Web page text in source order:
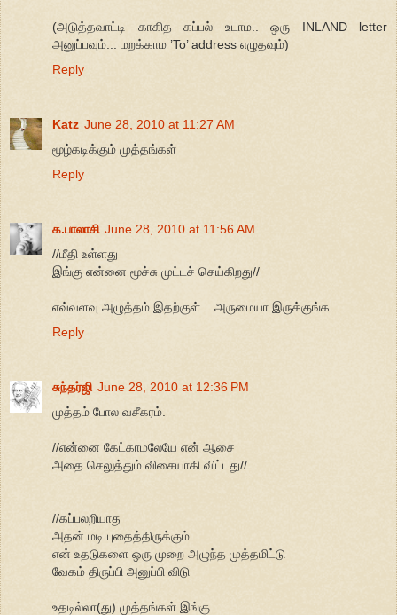
(அடுத்தவாட்டி காகித கப்பல் உடாம.. ஒரு INLAND letter
அனுப்பவும்... மறக்காம ’To’ address எழுதவும்)
Reply
Katz June 28, 2010 at 11:27 AM
மூழ்கடிக்கும் முத்தங்கள்
Reply
க.பாலாசி June 28, 2010 at 11:56 AM
//மீதி உள்ளது
இங்கு என்னை மூச்சு முட்டச் செய்கிறது//
எவ்வளவு அழுத்தம் இதற்குள்... அருமையா இருக்குங்க...
Reply
சுந்தர்ஜி June 28, 2010 at 12:36 PM
முத்தம் போல வசீகரம்.
//என்னை கேட்காமலேயே என் ஆசை
அதை செலுத்தும் விசையாகி விட்டது//
//கப்பலறியாது
அதன் மடி புதைத்திருக்கும்
என் உதடுகளை ஒரு முறை அழுந்த முத்தமிட்டு
வேகம் திருப்பி அனுப்பி விடு
உதடில்லா(து) முத்தங்கள் இங்கு